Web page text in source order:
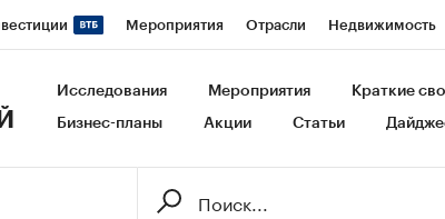
Мероприятия Отрасли Недвижимость
рейтинги Франшизы Газета Спецпроекты СПб
Исследования Мероприятия Краткие
Бизнес-планы Акции Статьи